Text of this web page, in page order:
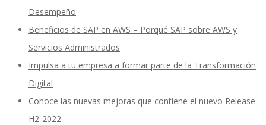
Gestión de Capital Humano SAP
SAP S/4 HANA Finanzas
Desempeño
Beneficios de SAP en AWS – Porqué SAP sobre AWS y
Servicios Administrados
Impulsa a tu empresa a formar parte de la Transformación
Digital
Conoce las nuevas mejoras que contiene el nuevo Release
H2-2022